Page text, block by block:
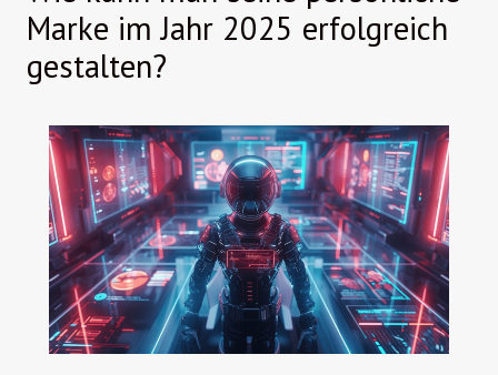
Marke im Jahr 2025 erfolgreich
gestalten?